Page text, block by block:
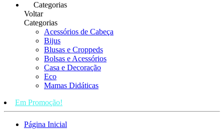
Categorias
Voltar
Categorias
Acessórios de Cabeça
Bijus
Blusas e Croppeds
Bolsas e Acessórios
Casa e Decoração
Eco
Mamas Didáticas
Em Promoção!
Página Inicial